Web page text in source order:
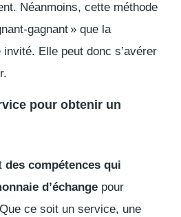
Néanmoins, cette méthode
gagnant » que la
invité. Elle peut donc s’avérer
pour obtenir un
des compétences qui
d’échange pour
ce soit un service, une